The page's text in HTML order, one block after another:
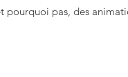
pas, des